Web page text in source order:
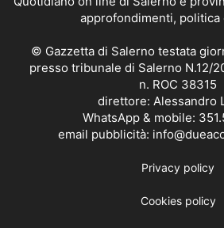
approfondimenti, politica
© Gazzetta di Salerno testata
presso tribunale di Salerno N.12/
n. ROC 38315
direttore: Alessandro
WhatsApp & mobile:
email pubblicità:
Privacy policy
Cookies policy